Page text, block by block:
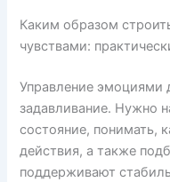
Каким образом
чувствами:
Управление эмоциями
задавливание. Нужно
состояние, понимать,
действия, а также
поддерживают